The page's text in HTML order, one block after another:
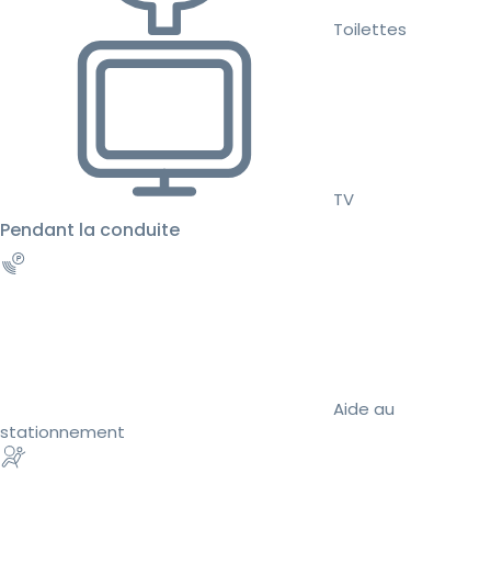
Toilettes
TV
Pendant la conduite
Aide au
stationnement